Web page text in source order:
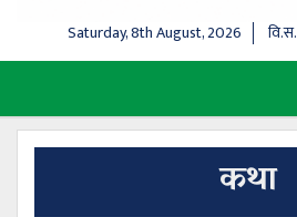
Saturday, 8th August, 2026 वि.स.
कथा